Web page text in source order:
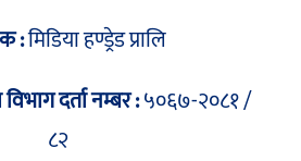
:मिडिया हण्ड्रेड प्रालि
दर्ता नम्बर :५०६७-२०८१ /
८२